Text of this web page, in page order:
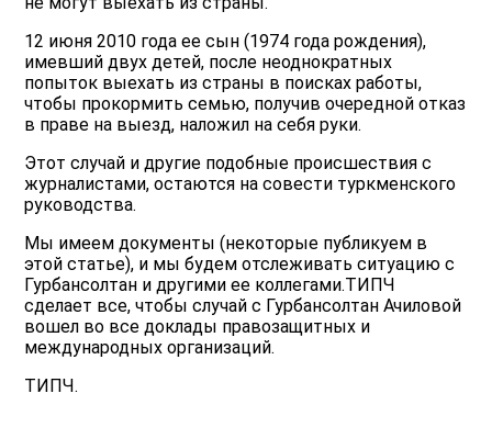
12 июня 2010 года ее сын (1974 года рождения),
имевший двух детей, после неоднократных
попыток выехать из страны в поисках работы,
чтобы прокормить семью, получив очередной отказ
в праве на выезд, наложил на себя руки.
Этот случай и другие подобные происшествия с
журналистами, остаются на совести туркменского
руководства.
Мы имеем документы (некоторые публикуем в
этой статье), и мы будем отслеживать ситуацию с
Гурбансолтан и другими ее коллегами.ТИПЧ
сделает все, чтобы случай с Гурбансолтан Ачиловой
вошел во все доклады правозащитных и
международных организаций.
ТИПЧ.